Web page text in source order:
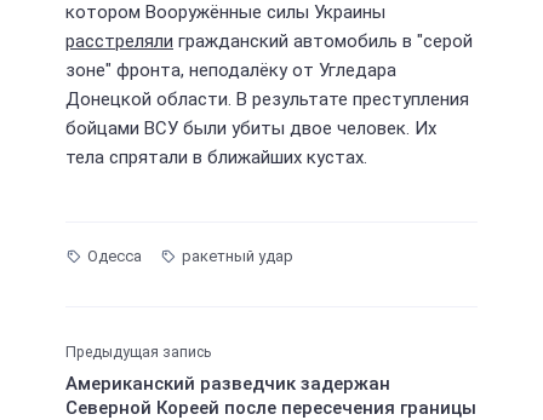
котором Вооружённые силы Украины
расстреляли гражданский автомобиль в "серой
зоне" фронта, неподалёку от Угледара
Донецкой области. В результате преступления
бойцами ВСУ были убиты двое человек. Их
тела спрятали в ближайших кустах.
Одесса ракетный удар
Предыдущая запись
Американский разведчик задержан
Северной Кореей после пересечения границы